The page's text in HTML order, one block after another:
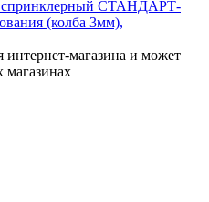
интернет-магазина и может
магазинах